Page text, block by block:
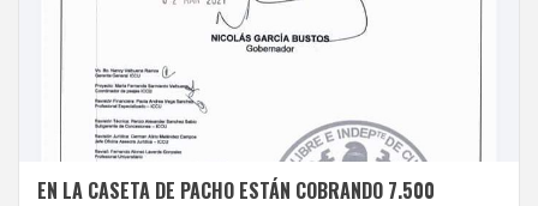
EN LA CASETA DE PACHO ESTÁN COBRANDO 7.500